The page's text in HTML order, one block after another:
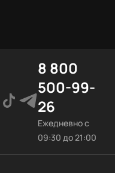
8 800
500-99-
26
Ежедневно с
09:30 до 21:00